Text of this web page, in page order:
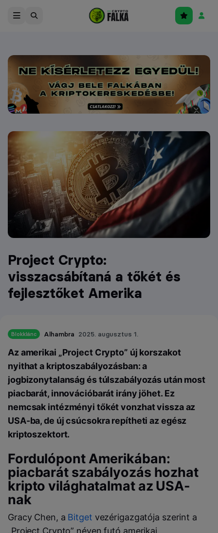
Project Crypto:
visszacsábítaná a tőkét és
fejlesztőket Amerika
Blokklánc Alhambra 2025. augusztus 1.
Az amerikai „Project Crypto” új korszakot
nyithat a kriptoszabályozásban: a
jogbizonytalanság és túlszabályozás után most
piacbarát, innovációbarát irány jöhet. Ez
nemcsak intézményi tőkét vonzhat vissza az
USA-ba, de új csúcsokra repítheti az egész
kriptoszektort.
Fordulópont Amerikában:
piacbarát szabályozás hozhat
kripto világhatalmat az USA-
nak
Gracy Chen, a Bitget vezérigazgatója szerint a